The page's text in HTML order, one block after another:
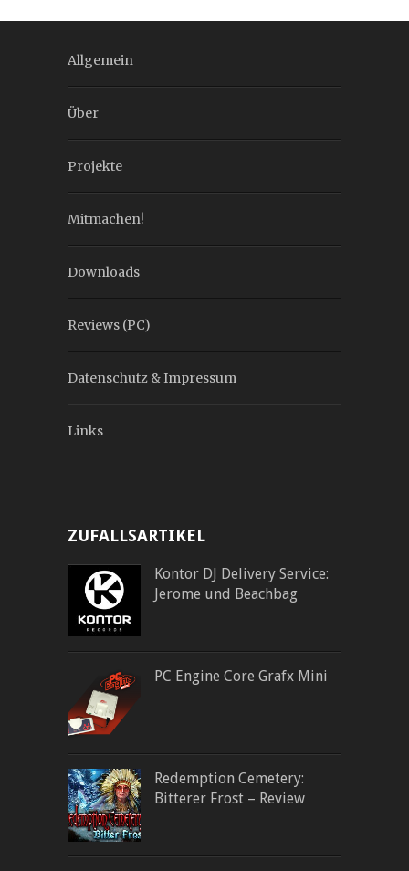
Allgemein
Über
Projekte
Mitmachen!
Downloads
Reviews (PC)
Datenschutz & Impressum
Links
ZUFALLSARTIKEL
Kontor DJ Delivery Service:
Jerome und Beachbag
PC Engine Core Grafx Mini
Redemption Cemetery:
Bitterer Frost – Review